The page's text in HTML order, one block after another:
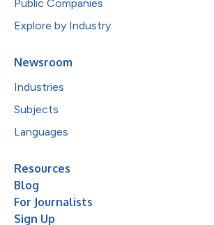
Public Companies
Explore by Industry
Newsroom
Industries
Subjects
Languages
Resources
Blog
For Journalists
Sign Up